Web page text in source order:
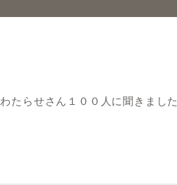
わたらせさん１００人に聞きました